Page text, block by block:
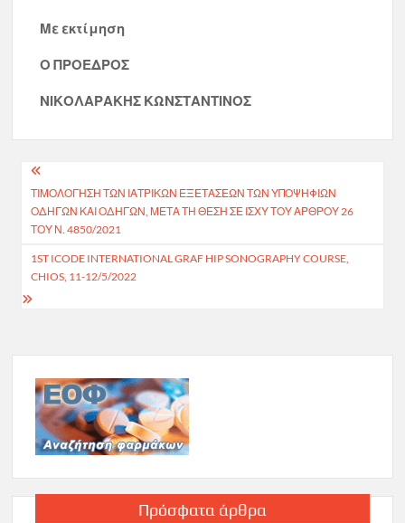
Με εκτίμηση
Ο ΠΡΟΕΔΡΟΣ
ΝΙΚΟΛΑΡΑΚΗΣ ΚΩΝΣΤΑΝΤΙΝΟΣ
Πλοήγηση
άρθρων
ΤΙΜΟΛΌΓΗΣΗ ΤΩΝ ΙΑΤΡΙΚΏΝ ΕΞΕΤΆΣΕΩΝ ΤΩΝ ΥΠΟΨΗΦΊΩΝ
ΟΔΗΓΏΝ ΚΑΙ ΟΔΗΓΏΝ, ΜΕΤΆ ΤΗ ΘΈΣΗ ΣΕ ΙΣΧΎ ΤΟΥ ΆΡΘΡΟΥ 26
ΤΟΥ Ν. 4850/2021
1ST ICODE INTERNATIONAL GRAF HIP SONOGRAPHY COURSE,
CHIOS, 11-12/5/2022
Πρόσφατα άρθρα